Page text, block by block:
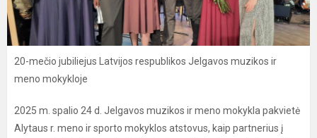
20-mečio jubiliejus Latvijos respublikos Jelgavos muzikos ir
meno mokykloje
2025 m. spalio 24 d. Jelgavos muzikos ir meno mokykla pakvietė
Alytaus r. meno ir sporto mokyklos atstovus, kaip partnerius į